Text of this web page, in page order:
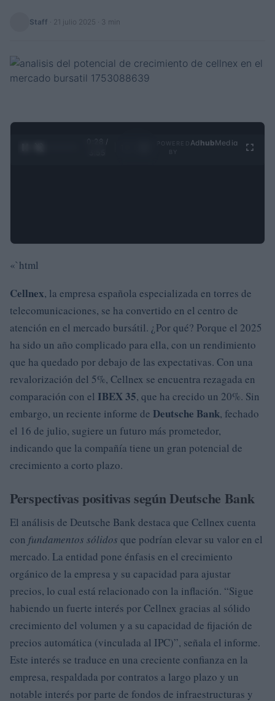
Staff 21 julio 2025 · 3 min
0:29 /
Ad hubMedia
«`html
Cellnex, la empresa española especializada en torres de
telecomunicaciones, se ha convertido en el centro de
atención en el mercado bursátil. ¿Por qué? Porque el 2025
ha sido un año complicado para ella, con un rendimiento
que ha quedado por debajo de las expectativas. Con una
revalorización del 5%, Cellnex se encuentra rezagada en
comparación con el IBEX 35, que ha crecido un 20%. Sin
embargo, un reciente informe de Deutsche Bank, fechado
el 16 de julio, sugiere un futuro más prometedor,
indicando que la compañía tiene un gran potencial de
crecimiento a corto plazo.
Perspectivas positivas según Deutsche Bank
El análisis de Deutsche Bank destaca que Cellnex cuenta
con fundamentos sólidos que podrían elevar su valor en el
mercado. La entidad pone énfasis en el crecimiento
orgánico de la empresa y su capacidad para ajustar
precios, lo cual está relacionado con la inflación. “Sigue
habiendo un fuerte interés por Cellnex gracias al sólido
crecimiento del volumen y a su capacidad de fijación de
precios automática (vinculada al IPC)”, señala el informe.
Este interés se traduce en una creciente confianza en la
empresa, respaldada por contratos a largo plazo y un
notable interés por parte de fondos de infraestructuras y